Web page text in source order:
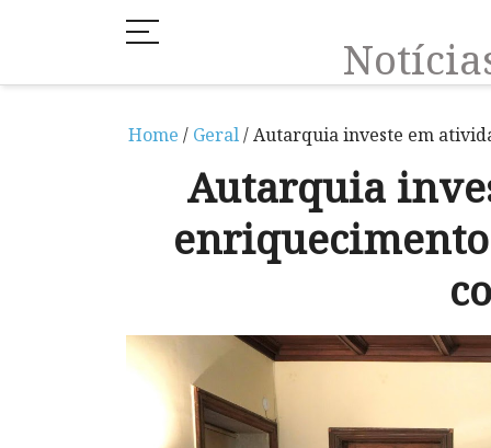
Home / Geral/ Autarquia investe em
Autarquia